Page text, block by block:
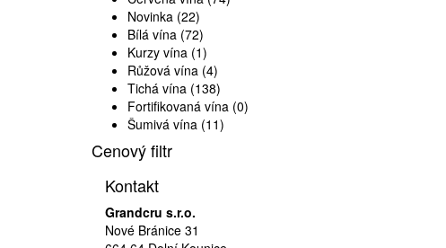
Novinka (22)
Bílá vína (72)
Kurzy vína (1)
Růžová vína (4)
Tichá vína (138)
Fortifikovaná vína (0)
Šumivá vína (11)
Cenový filtr
Kontakt
Grandcru s.r.o.
Nové Bránice 31